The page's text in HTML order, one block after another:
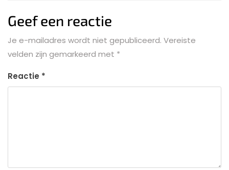
Geef een reactie
Je e-mailadres wordt niet gepubliceerd. Vereiste
velden zijn gemarkeerd met *
Reactie *